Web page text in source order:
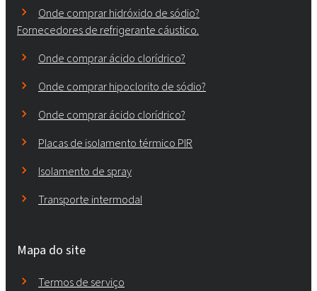
Onde comprar hidróxido de sódio?
Fornecedores de refrigerante cáustico.
Onde comprar ácido clorídrico?
Onde comprar hipoclorito de sódio?
Onde comprar ácido clorídrico?
Placas de isolamento térmico PIR
Isolamento de spray
Transporte intermodal
Mapa do site
Termos de serviço